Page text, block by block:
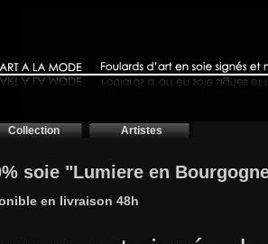
Collection Artistes
soie "Lumiere en
en livraison 48h